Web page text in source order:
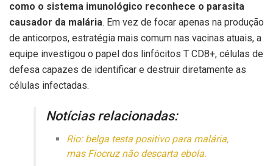
como o sistema imunológico reconhece o parasita
causador da malária. Em vez de focar apenas na produção
de anticorpos, estratégia mais comum nas vacinas atuais, a
equipe investigou o papel dos linfócitos T CD8+, células de
defesa capazes de identificar e destruir diretamente as
células infectadas.
Notícias relacionadas:
Rio: belga testa positivo para malária,
mas Fiocruz não descarta ebola.